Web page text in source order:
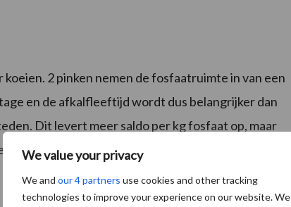
We value your privacy
We and our 4 partners use cookies and other tracking
technologies to improve your experience on our website. We
2 pinken nemen de fosfaatruimte in van een
en de afkalfleeftijd wordt dus belangrijker dan
Dit levert meer saldo per kg fosfaat op, maar
voor het uitbesteden en de aankoop van jongvee.